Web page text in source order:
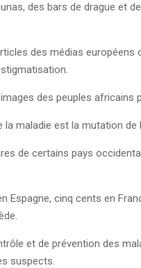
des bars de drague et
des médias
des peuples africains
maladie est la mutation
de certains pays
cinq cents en
et de prévention des
suspects.